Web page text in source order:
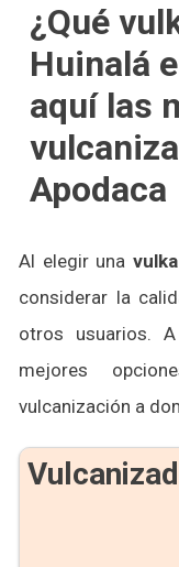
¿Qué
Huinalá
aquí las
Apodaca
Al elegir una
considerar la
otros usuarios.
mejores
vulcanización a